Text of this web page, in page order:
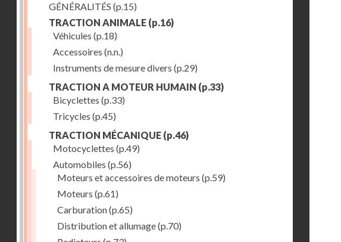
GÉNÉRALITÉS (p.15)
TRACTION ANIMALE (p.16)
Véhicules (p.18)
Accessoires (n.n.)
Instruments de mesure divers (p.29)
TRACTION A MOTEUR HUMAIN (p.33)
Bicyclettes (p.33)
Tricycles (p.45)
TRACTION MÉCANIQUE (p.46)
Motocyclettes (p.49)
Automobiles (p.56)
Moteurs et accessoires de moteurs (p.59)
Moteurs (p.61)
Carburation(p.65)
Distribution et allumage(p.70)